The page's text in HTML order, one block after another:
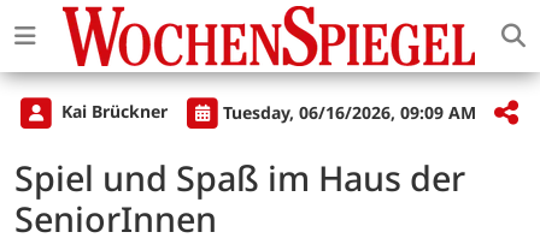
Kai Brückner Tuesday, 06/16/2026, 09:09 AM
Spiel und Spaß im Haus der
SeniorInnen